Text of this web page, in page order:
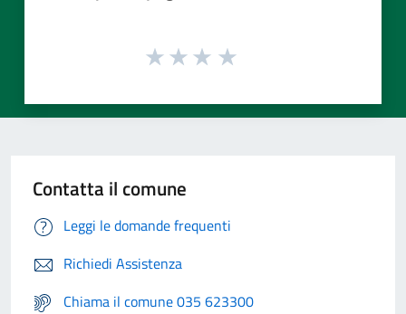
Contatta il comune
Leggi le domande frequenti
Richiedi Assistenza
Chiama il comune 035 623300